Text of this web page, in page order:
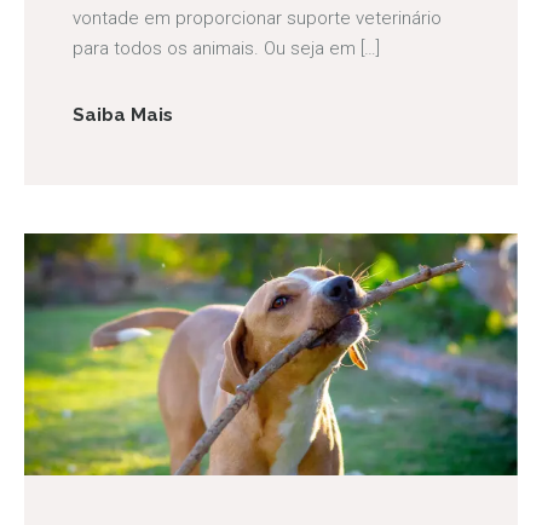
vontade em proporcionar suporte veterinário
para todos os animais. Ou seja em […]
Saiba Mais